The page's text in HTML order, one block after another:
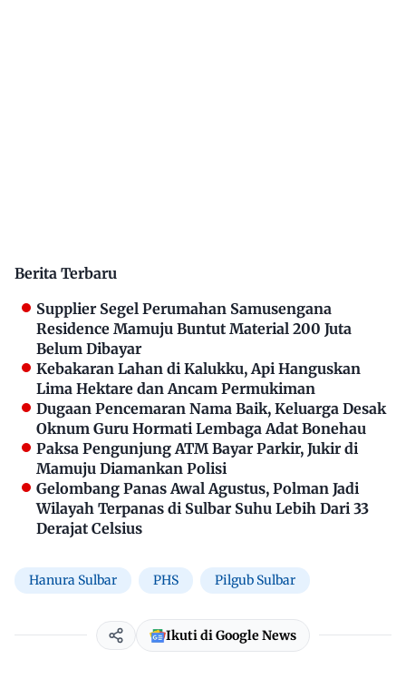
Berita Terbaru
Supplier Segel Perumahan Samusengana
Residence Mamuju Buntut Material 200 Juta
Belum Dibayar
Kebakaran Lahan di Kalukku, Api Hanguskan
Lima Hektare dan Ancam Permukiman
Dugaan Pencemaran Nama Baik, Keluarga Desak
Oknum Guru Hormati Lembaga Adat Bonehau
Paksa Pengunjung ATM Bayar Parkir, Jukir di
Mamuju Diamankan Polisi
Gelombang Panas Awal Agustus, Polman Jadi
Wilayah Terpanas di Sulbar Suhu Lebih Dari 33
Derajat Celsius
Hanura Sulbar PHS Pilgub Sulbar
Ikuti di Google News